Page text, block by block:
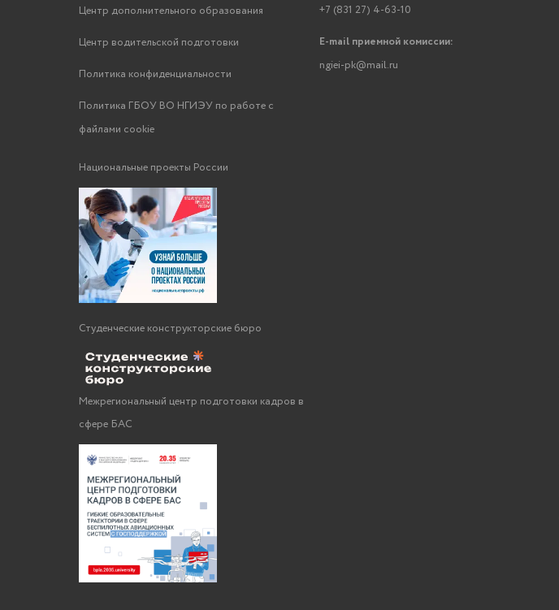
Центр дополнительного образования
Центр водительской подготовки
Политика конфиденциальности
Политика ГБОУ ВО НГИЭУ по работе с
файлами cookie
Национальные проекты России
Студенческие конструкторские бюро
Межрегиональный центр подготовки кадров в
сфере БАС
+7 (831 27) 4-63-10
E-mail приемной комиссии:
ngiei-pk@mail.ru